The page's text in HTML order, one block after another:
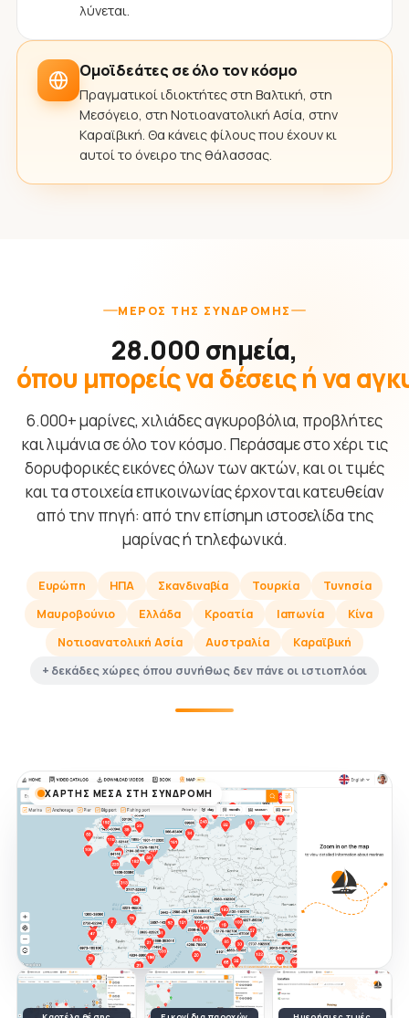
λύνεται.
Ομοϊδεάτες σε όλο τον κόσμο
Πραγματικοί ιδιοκτήτες στη Βαλτική, στη
Μεσόγειο, στη Νοτιοανατολική Ασία, στην
Καραϊβική. Θα κάνεις φίλους που έχουν κι
αυτοί το όνειρο της θάλασσας.
ΜΈΡΟΣ ΤΗΣ ΣΥΝΔΡΟΜΉΣ
28.000 σημεία,
όπου μπορείς να δέσεις ή να
6.000+ μαρίνες, χιλιάδες αγκυροβόλια, προβλήτες
και λιμάνια σε όλο τον κόσμο. Περάσαμε στο χέρι τις
δορυφορικές εικόνες όλων των ακτών, και οι τιμές
και τα στοιχεία επικοινωνίας έρχονται κατευθείαν
από την πηγή: από την επίσημη ιστοσελίδα της
μαρίνας ή τηλεφωνικά.
Ευρώπη ΗΠΑ Σκανδιναβία Τουρκία
Τυνησία
Μαυροβούνιο
Ελλάδα Κροατία Ιαπωνία
Κίνα
Νοτιοανατολική Ασία
Αυστραλία
Καραϊβική
+ δεκάδες χώρες όπου συνήθως δεν πάνε οι ιστιοπλόοι
ΧΆΡΤΗΣ ΜΈΣΑ ΣΤΗ ΣΥΝΔΡΟΜΉ